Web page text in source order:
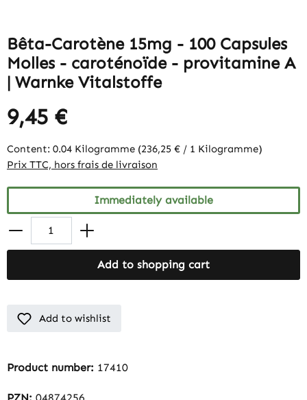
Bêta-Carotène 15mg - 100 Capsules
Molles - caroténoïde - provitamine A
| Warnke Vitalstoffe
9,45 €
Content: 0.04 Kilogramme (236,25 € / 1 Kilogramme)
Prix TTC, hors frais de livraison
Immediately available
Add to shopping cart
Add to wishlist
Product number: 17410